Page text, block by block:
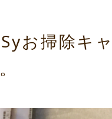
お掃除キ